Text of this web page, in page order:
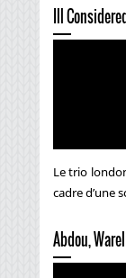
Ill
Le trio
cadre d’une
Abdou,